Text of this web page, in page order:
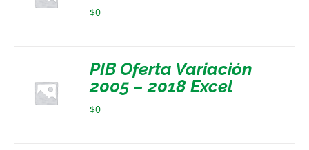
$0
PIB Oferta Variación
2005 – 2018 Excel
$0